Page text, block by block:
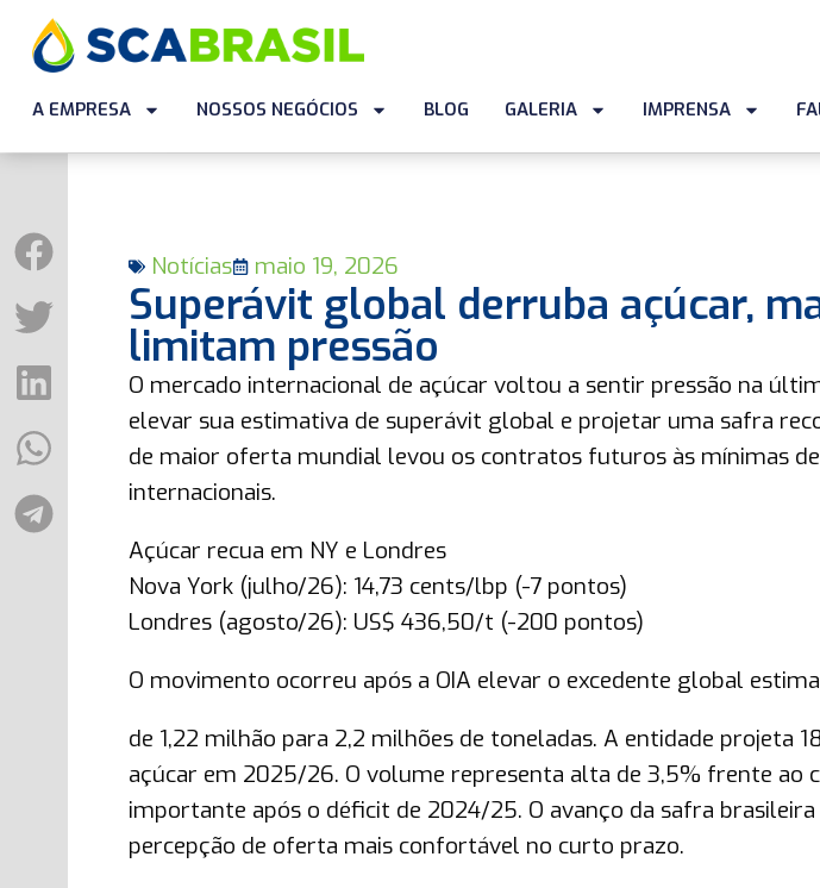
A EMPRESA NOSSOS NEGÓCIOS BLOG GALERIA IMPRENSA
Notícias maio 19, 2026
Superávit global derruba açúcar,
limitam pressão
O mercado internacional de açúcar voltou a sentir pressão na
elevar sua estimativa de superávit global e projetar uma safra
de maior oferta mundial levou os contratos futuros às mínimas
internacionais.
Açúcar recua em NY e Londres
Nova York (julho/26): 14,73 cents/lbp (-7 pontos)
Londres (agosto/26): US$ 436,50/t (-200 pontos)
O movimento ocorreu após a OIA elevar o excedente global
de 1,22 milhão para 2,2 milhões de toneladas. A entidade projeta
açúcar em 2025/26. O volume representa alta de 3,5% frente ao
importante após o déficit de 2024/25. O avanço da safra
percepção de oferta mais confortável no curto prazo.